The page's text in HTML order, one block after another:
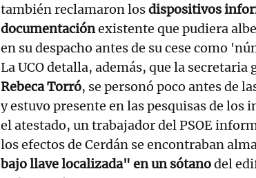
también reclamaron losdispositivos
documentaciónexistente que pudiera
en su despacho antes de su cese como
La UCO detalla, además, que la secretaria
Rebeca Torró, se personó poco antes de
y estuvo presente en las pesquisas de los
el atestado, un trabajador del PSOE
los efectos de Cerdán se encontraban
bajo llave localizada" en un sótanodel